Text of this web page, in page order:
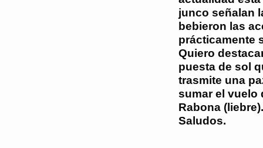
junco señalan
bebieron las
prácticamente
Quiero
puesta de sol
trasmite una
sumar el vuelo
Rabona (liebre).
Saludos.